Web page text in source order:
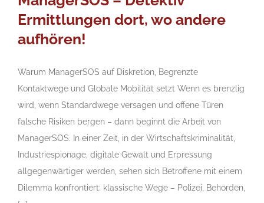
Ermittlungen dort, wo andere
aufhören!
Warum ManagerSOS auf Diskretion, Begrenzte
Kontaktwege und Globale Mobilität setzt Wenn es brenzlig
wird, wenn Standardwege versagen und offene Türen
falsche Risiken bergen – dann beginnt die Arbeit von
ManagerSOS. In einer Zeit, in der Wirtschaftskriminalität,
Industriespionage, digitale Gewalt und Erpressung
allgegenwärtiger werden, sehen sich Betroffene mit einem
Dilemma konfrontiert: klassische Wege – Polizei, Behörden,